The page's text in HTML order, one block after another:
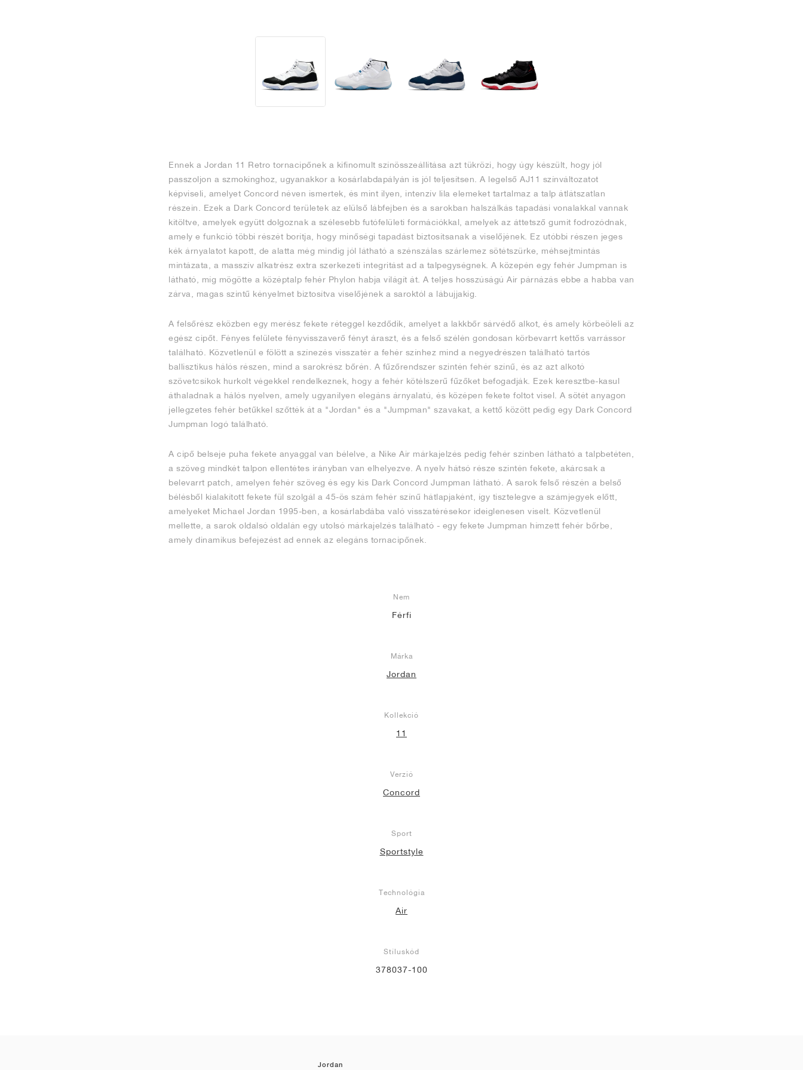
Ennek a Jordan 11 Retro tornacipőnek a kifinomult színösszeállítása azt tükrözi, hogy úgy készült, hogy jól
passzoljon a szmokinghoz, ugyanakkor a kosárlabdapályán is jól teljesítsen. A legelső AJ11 színváltozatot
képviseli, amelyet Concord néven ismertek, és mint ilyen, intenzív lila elemeket tartalmaz a talp átlátszatlan
részein. Ezek a Dark Concord területek az elülső lábfejben és a sarokban halszálkás tapadási vonalakkal vannak
kitöltve, amelyek együtt dolgoznak a szélesebb futófelületi formációkkal, amelyek az áttetsző gumit fodrozódnak,
amely e funkció többi részét borítja, hogy minőségi tapadást biztosítsanak a viselőjének. Ez utóbbi részen jeges
kék árnyalatot kapott, de alatta még mindig jól látható a szénszálas szárlemez sötétszürke, méhsejtmintás
mintázata, a masszív alkatrész extra szerkezeti integritást ad a talpegységnek. A közepén egy fehér Jumpman is
látható, míg mögötte a középtalp fehér Phylon habja világít át. A teljes hosszúságú Air párnázás ebbe a habba van
zárva, magas szintű kényelmet biztosítva viselőjének a saroktól a lábujjakig.
A felsőrész eközben egy merész fekete réteggel kezdődik, amelyet a lakkbőr sárvédő alkot, és amely körbeöleli az
egész cipőt. Fényes felülete fényvisszaverő fényt áraszt, és a felső szélén gondosan körbevarrt kettős varrássor
található. Közvetlenül e fölött a színezés visszatér a fehér színhez mind a negyedrészen található tartós
ballisztikus hálós részen, mind a sarokrész bőrén. A fűzőrendszer szintén fehér színű, és az azt alkotó
szövetcsíkok hurkolt végekkel rendelkeznek, hogy a fehér kötélszerű fűzőket befogadják. Ezek keresztbe-kasul
áthaladnak a hálós nyelven, amely ugyanilyen elegáns árnyalatú, és középen fekete foltot visel. A sötét anyagon
jellegzetes fehér betűkkel szőtték át a "Jordan" és a "Jumpman" szavakat, a kettő között pedig egy Dark Concord
Jumpman logó található.
A cipő belseje puha fekete anyaggal van bélelve, a Nike Air márkajelzés pedig fehér színben látható a talpbetéten,
a szöveg mindkét talpon ellentétes irányban van elhelyezve. A nyelv hátsó része szintén fekete, akárcsak a
belevarrt patch, amelyen fehér szöveg és egy kis Dark Concord Jumpman látható. A sarok felső részén a belső
bélésből kialakított fekete fül szolgál a 45-ös szám fehér színű hátlapjaként, így tisztelegve a számjegyek előtt,
amelyeket Michael Jordan 1995-ben, a kosárlabdába való visszatérésekor ideiglenesen viselt. Közvetlenül
mellette, a sarok oldalsó oldalán egy utolsó márkajelzés található - egy fekete Jumpman hímzett fehér bőrbe,
amely dinamikus befejezést ad ennek az elegáns tornacipőnek.
Nem
Férfi
Márka
Jordan
Kollekció
11
Verzió
Concord
Sport
Sportstyle
Technológia
Air
Stíluskód
378037-100
Jordan